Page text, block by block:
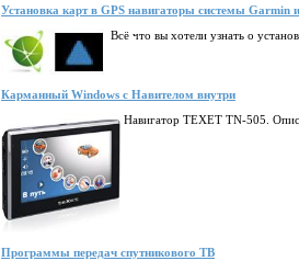
Установка карт в GPS навигаторы системы Garmin
Всё что вы хотели узнать о
Карманный Windows с Навителом внутри
Навигатор TEXET TN-505.
Программы передач спутникового ТВ